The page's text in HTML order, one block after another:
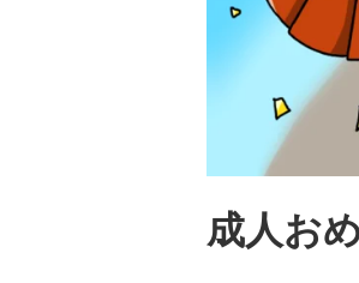
成人お